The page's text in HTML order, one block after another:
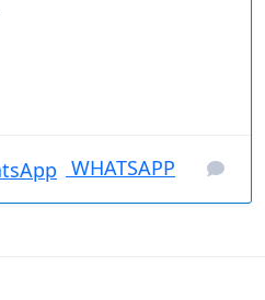
WHATSAPP